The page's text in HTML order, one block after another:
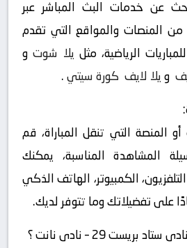
عن خدمات البث المباشر عبر
من المنصات والمواقع التي تقدم
الرياضية، مثل يلا شوتو
ويلا لايف كورة سيتي.
أو المنصة التي تنقل المباراة، قم
المشاهدة المناسبة، يمكنك
الكمبيوتر، الهاتف الذكي
على تفضيلاتك وما تتوفر لديك.